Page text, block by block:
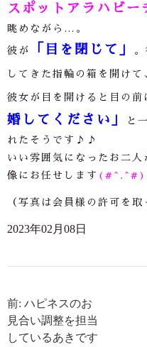
スポットアラハビー
眺めながら
。
彼が 「目を閉じて」
してきた指輪の箱を開けて
彼女が目を開けると目の
婚してください」
と
れたそうです ♪♪
いい雰囲気になったお二
像にお任せします (#^.^#)
（写真は会員様の許可を取
2023年02月08日
前: ハピネスのお
見合い調整を担当
しているあきです